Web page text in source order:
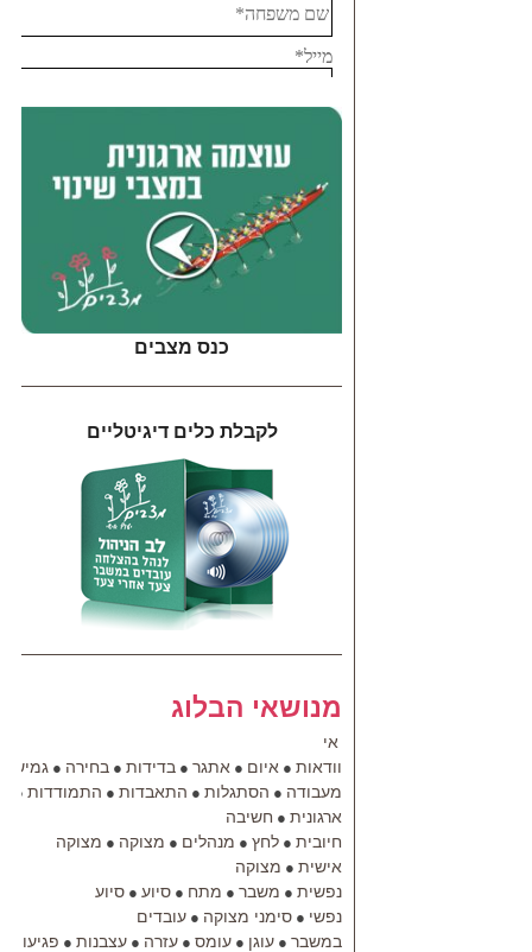
כנס מצבים
לקבלת כלים דיגיטליים
מנושאי הבלוג
אי
וודאות ● איום ● אתגר ● בדידות ● בחירה ●
מעבודה ● הסתגלות ● התאבדות ● התמודדות ●
ארגונית ● חשיבה
חיובית ● לחץ ● מנהלים ● מצוקה ● מצוקה
אישית ● מצוקה
נפשית ● משבר ● מתח ● סיוע ● סיוע
נפשי ● סימני מצוקה ● עובדים
במשבר ● עוגן ● עומס ● עזרה ● עצבנות ● פגיעות